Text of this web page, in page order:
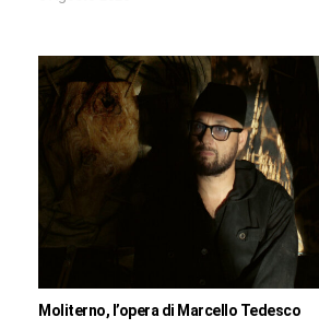
Moliterno, l’opera di Marcello Tedesco